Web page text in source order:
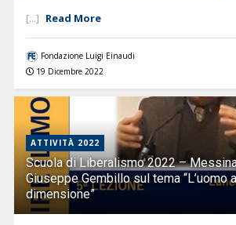
[...] Read More
Fondazione Luigi Einaudi
19 Dicembre 2022
ATTIVITÀ 2022
Scuola di Liberalismo 2022 –
Giuseppe Gembillo sul tema “L’uomo
dimensione”